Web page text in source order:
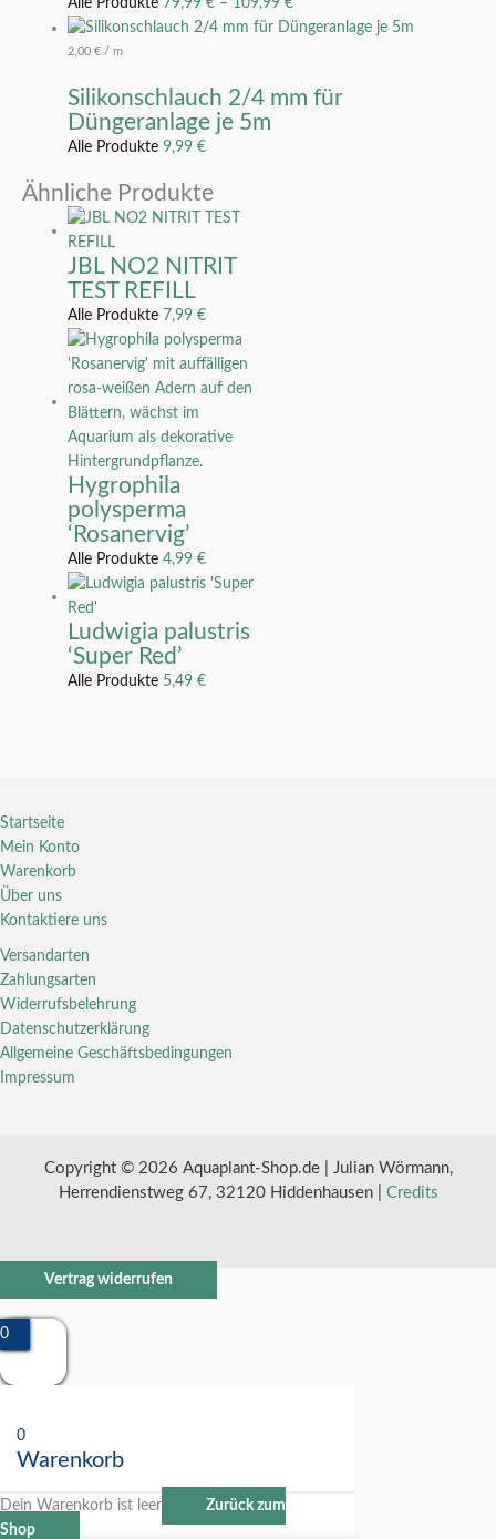
2,00€ /m
Silikonschlauch 2/4 mm für
Düngeranlage je 5m
Alle Produkte9,99€
Ähnliche Produkte
JBL NO2 NITRIT
TEST REFILL
Alle Produkte 7,99€
Hygrophila
polysperma
‘Rosanervig’
Alle Produkte4,99€
Ludwigia palustris
‘Super Red’
Alle Produkte 5,49€
Startseite
Mein Konto
Warenkorb
Über uns
Kontaktiere uns
Versandarten
Zahlungsarten
Widerrufsbelehrung
Datenschutzerklärung
Allgemeine Geschäftsbedingungen
Impressum
Copyright © 2026 Aquaplant-Shop.de | Julian Wörmann,
Herrendienstweg 67, 32120 Hiddenhausen | Credits
Vertrag widerrufen
0
0
Warenkorb
Dein Warenkorb ist leer
Zurück zum
Shop